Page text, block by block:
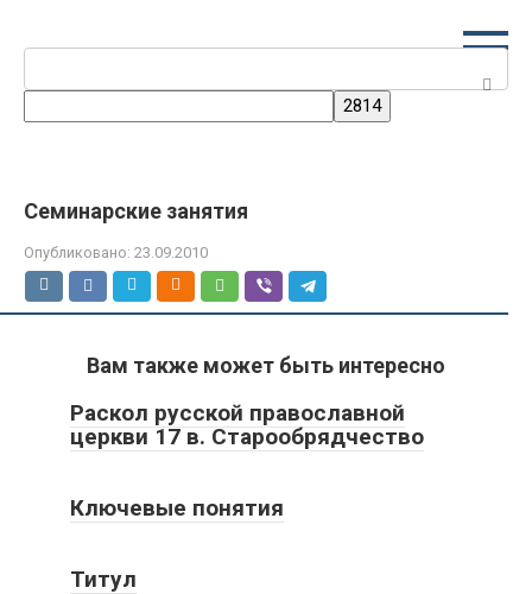
Семинарские занятия
Опубликовано: 23.09.2010
Вам также может быть интересно
Раскол русской православной
церкви 17 в. Старообрядчество
Ключевые понятия
Титул